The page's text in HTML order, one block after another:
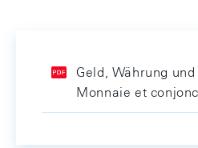
Geld, Währung
Monnaie et